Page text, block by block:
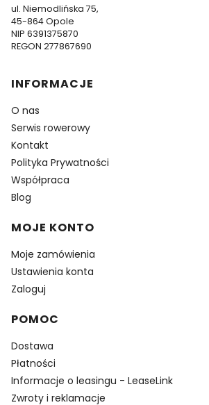
ul. Niemodlińska 75,
45-864 Opole
NIP 6391375870
REGON 277867690
Linki w stopce
INFORMACJE
O nas
Serwis rowerowy
Kontakt
Polityka Prywatności
Współpraca
Blog
MOJE KONTO
Moje zamówienia
Ustawienia konta
Zaloguj
POMOC
Dostawa
Płatności
Informacje o leasingu - LeaseLink
Zwroty i reklamacje